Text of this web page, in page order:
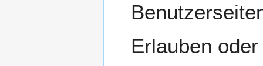
Erlauben